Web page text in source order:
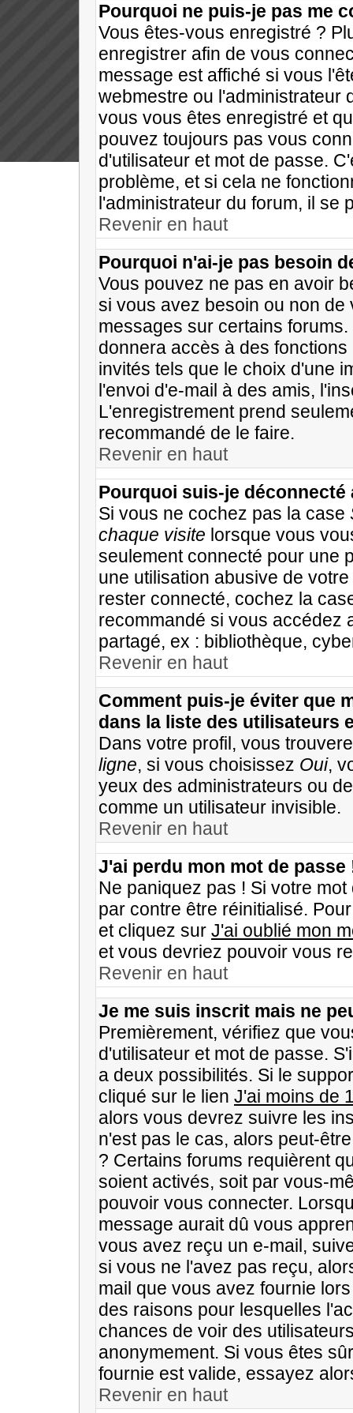
Pourquoi ne puis-je pas me
Vous êtes-vous enregistré ?
enregistrer afin de vous
message est affiché si vous
webmestre ou l'administrateur
vous vous êtes enregistré et
pouvez toujours pas vous
d'utilisateur et mot de passe.
problème, et si cela ne
l'administrateur du forum, il se
Revenir en haut
Pourquoi n'ai-je pas besoin
Vous pouvez ne pas en avoir
si vous avez besoin ou non
messages sur certains
donnera accès à des
invités tels que le choix d'une
l'envoi d'e-mail à des amis,
L'enregistrement prend
recommandé de le faire.
Revenir en haut
Pourquoi suis-je déconnecté
Si vous ne cochez pas la case
chaque visite lorsque vous
seulement connecté pour une
une utilisation abusive de
rester connecté, cochez la
recommandé si vous accédez
partagé, ex : bibliothèque,
Revenir en haut
Comment puis-je éviter que
dans la liste des utilisateurs
Dans votre profil, vous
ligne, si vous choisissez Oui,
yeux des administrateurs ou
comme un utilisateur invisible.
Revenir en haut
J'ai perdu mon mot de passe
Ne paniquez pas ! Si votre
par contre être réinitialisé.
et cliquez sur J'ai oublié mon
et vous devriez pouvoir vous
Revenir en haut
Je me suis inscrit mais ne
Premièrement, vérifiez que
d'utilisateur et mot de passe.
a deux possibilités. Si le
cliqué sur le lien J'ai moins de
alors vous devrez suivre les
n'est pas le cas, alors peut-
? Certains forums requièrent
soient activés, soit par vous-
pouvoir vous connecter.
message aurait dû vous
vous avez reçu un e-mail,
si vous ne l'avez pas reçu,
mail que vous avez fournie
des raisons pour lesquelles
chances de voir des
anonymement. Si vous êtes
fournie est valide, essayez
Revenir en haut